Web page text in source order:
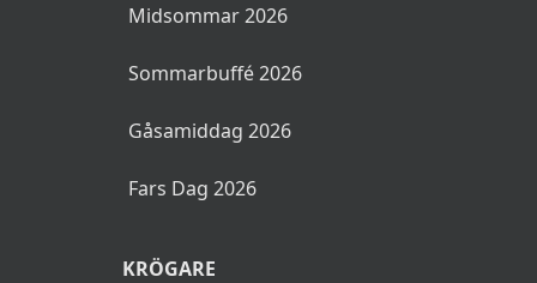
Midsommar 2026
Sommarbuffé 2026
Gåsamiddag 2026
Fars Dag 2026
KRÖGARE